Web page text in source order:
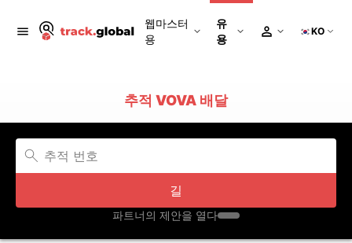
웹마스터
용
유
용
KO
추적 VOVA 배달
길
파트너의 제안을 열다